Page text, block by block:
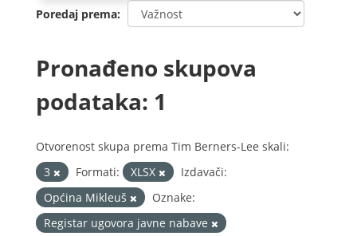
Poredaj prema
Pronađeno skupova
podataka: 1
Otvorenost skupa prema Tim Berners-Lee skali:
3
Formati: XLSX
Izdavači:
Općina Mikleuš
Oznake:
Registar ugovora javne nabave